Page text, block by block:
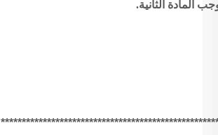
المادة الثانية.